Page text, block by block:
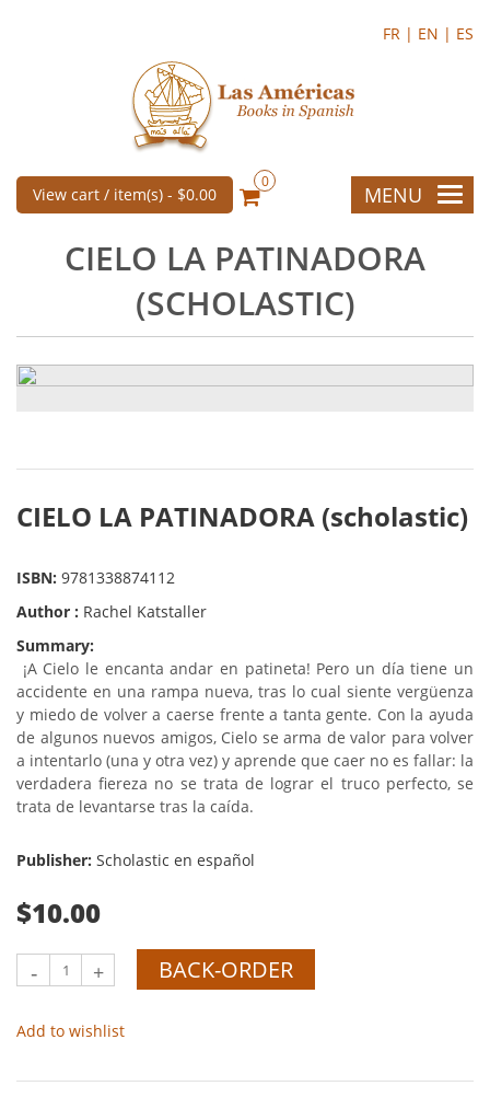
FR | EN | ES
View cart / item(s) - $0.00
0
MENU
CIELO LA PATINADORA
(SCHOLASTIC)
CIELO LA PATINADORA (scholastic)
ISBN: 9781338874112
Author : Rachel Katstaller
Summary:
¡A Cielo le encanta andar en patineta! Pero un día tiene un
accidente en una rampa nueva, tras lo cual siente vergüenza
y miedo de volver a caerse frente a tanta gente. Con la ayuda
de algunos nuevos amigos, Cielo se arma de valor para volver
a intentarlo (una y otra vez) y aprende que caer no es fallar: la
verdadera fiereza no se trata de lograr el truco perfecto, se
trata de levantarse tras la caída.
Publisher: Scholastic en español
$10.00
- + BACK-ORDER
Add to wishlist